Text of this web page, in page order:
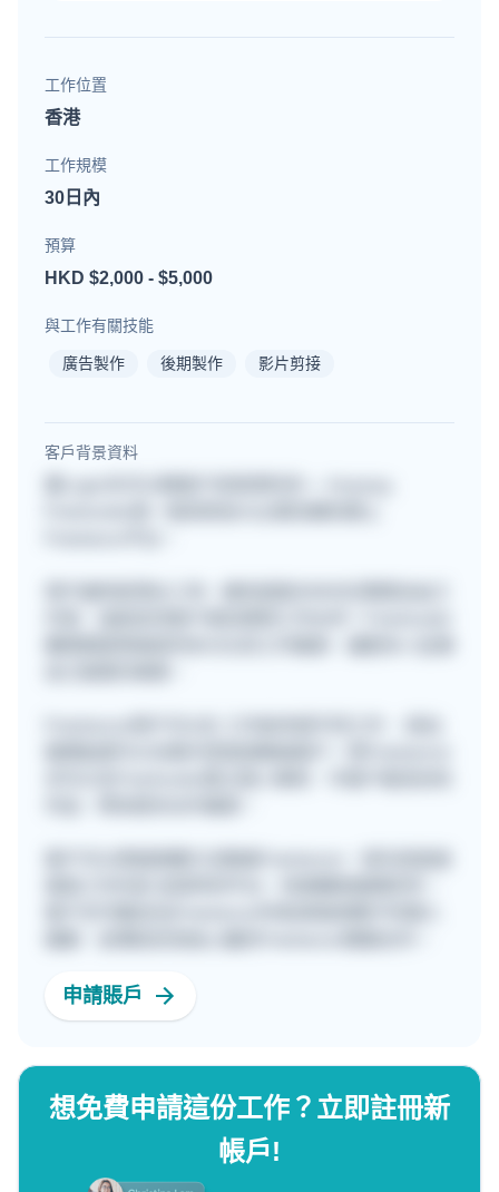
工作位置
香港
工作規模
30日內
預算
HKD $2,000 - $5,000
與工作有關技能
廣告製作 後期製作 影片剪接
客戶背景資料
申請賬戶
想免費申請這份工作？立即註冊新
帳戶!